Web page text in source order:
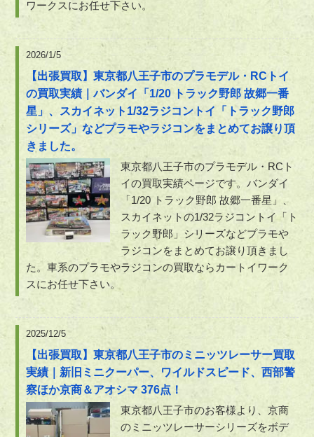
ワークスにお任せ下さい。
2026/1/5
【出張買取】東京都八王子市のプラモデル・RCトイ
の買取実績｜バンダイ「1/20 トラック野郎 故郷一番
星」、スカイネット1/32ラジコントイ「トラック野郎
シリーズ」などプラモやラジコンをまとめてお譲り頂
きました。
東京都八王子市のプラモデル・RCト
イの買取実績ページです。バンダイ
「1/20 トラック野郎 故郷一番星」、
スカイネットの1/32ラジコントイ「ト
ラック野郎」シリーズなどプラモや
ラジコンをまとめてお譲り頂きまし
た。車系のプラモやラジコンの買取ならカートイワーク
スにお任せ下さい。
2025/12/5
【出張買取】東京都八王子市のミニッツレーサー買取
実績｜新旧ミニクーパー、ワイルドスピード、西部警
察ほか京商＆アオシマ 376点！
東京都八王子市のお客様より、京商
のミニッツレーサーシリーズをボデ